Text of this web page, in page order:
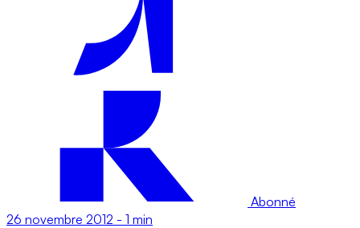
Abonné
26 novembre 2012 - 1 min